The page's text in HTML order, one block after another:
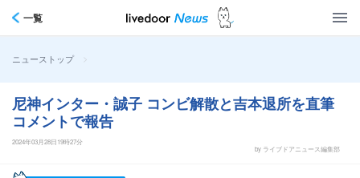
一覧
ニューストップ >
尼神インター・誠子 コンビ解散と吉本退所を直筆
コメントで報告
2024年03月28日19時27分
by ライブドアニュース編集部